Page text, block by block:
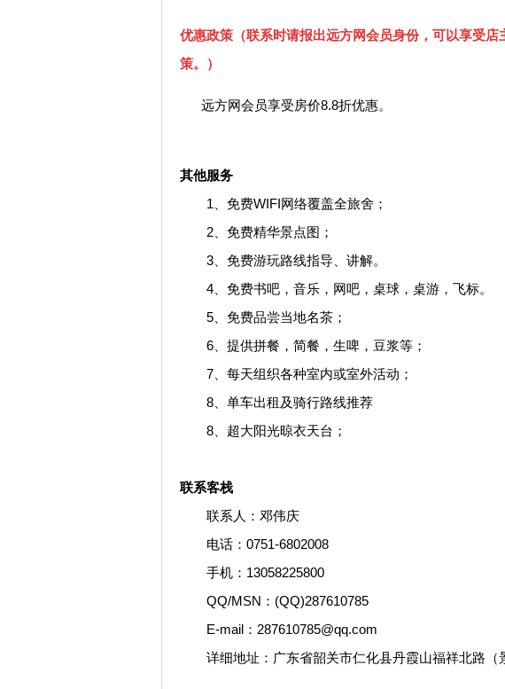
优惠政策（联系时请报出远方网会员身份，可以享受店
策。）
远方网会员享受房价8.8折优惠。
其他服务
1、免费WIFI网络覆盖全旅舍；
2、免费精华景点图；
3、免费游玩路线指导、讲解。
4、免费书吧，音乐，网吧，桌球，桌游，飞标。
5、免费品尝当地名茶；
6、提供拼餐，简餐，生啤，豆浆等；
7、每天组织各种室内或室外活动；
8、单车出租及骑行路线推荐
8、超大阳光晾衣天台；
联系客栈
联系人：邓伟庆
电话：0751-6802008
手机：13058225800
QQ/MSN：(QQ)287610785
E-mail：287610785@qq.com
详细地址：广东省韶关市仁化县丹霞山福祥北路（